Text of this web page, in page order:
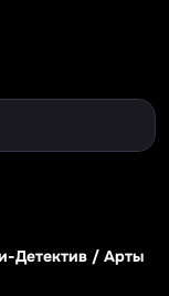
Детектив / Арты